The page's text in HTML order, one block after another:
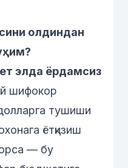
олдиндан
элда ёрдамсиз
шифокор
тушиши
ётқизиш
— бу